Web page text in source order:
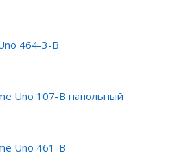
464-3-B
Uno 107-B напольный
Uno 461-B